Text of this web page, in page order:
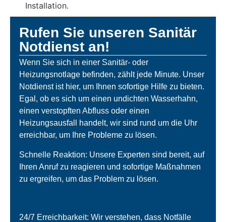
Installation.
Rufen Sie unseren Sanitär
Notdienst an!
Wenn Sie sich in einer Sanitär- oder
Heizungsnotlage befinden, zählt jede Minute. Unser
Notdienst ist hier, um Ihnen sofortige Hilfe zu bieten.
Egal, ob es sich um einen undichten Wasserhahn,
einen verstopften Abfluss oder einen
Heizungsausfall handelt, wir sind rund um die Uhr
erreichbar, um Ihre Probleme zu lösen.
Schnelle Reaktion: Unsere Experten sind bereit, auf
Ihren Anruf zu reagieren und sofortige Maßnahmen
zu ergreifen, um das Problem zu lösen.
24/7 Erreichbarkeit: Wir verstehen, dass Notfälle